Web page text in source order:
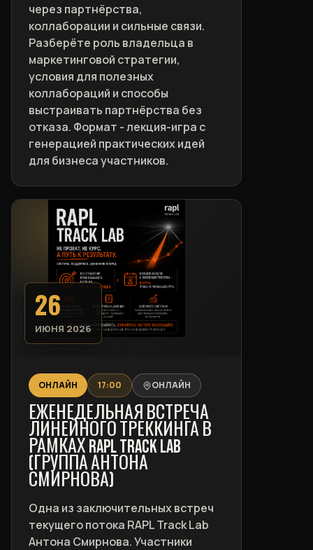
через партнёрства,
коллаборации и сильные связи.
Разберёте роль владельца в
маркетинговой стратегии,
условия для полезных
коллабораций и способы
выстраивать партнёрства без
отказа. Формат - лекция-игра с
генерацией практических идей
для бизнеса участников.
26
ИЮНЯ 2026
ОНЛАЙН 17:00 ОНЛАЙН
ЕЖЕНЕДЕЛЬНАЯ ВСТРЕЧА
ЛИНЕЙНОГО ТРЕККИНГА В
РАМКАХ RAPL TRACK LAB
(ГРУППА АНТОНА
СМИРНОВА)
Одна из заключительных встреч
текущего потока RAPL Track Lab
Антона Смирнова. Участники